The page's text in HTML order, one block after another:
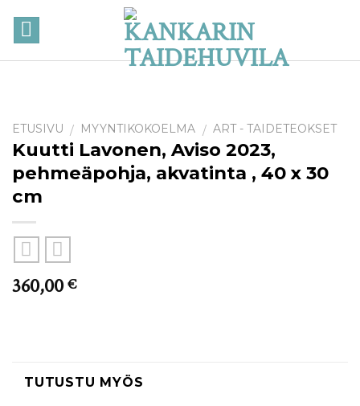
ETUSIVU / MYYNTIKOKOELMA / ART - TAIDETEOKSET
Kuutti Lavonen, Aviso 2023,
pehmeäpohja, akvatinta , 40 x 30
cm
360,00€
TUTUSTU MYÖS